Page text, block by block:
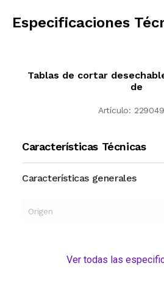
Especificaciones
Tablas de cortar
de
Artículo:
Características Técnicas
Características generales
Origen
Ver todas las